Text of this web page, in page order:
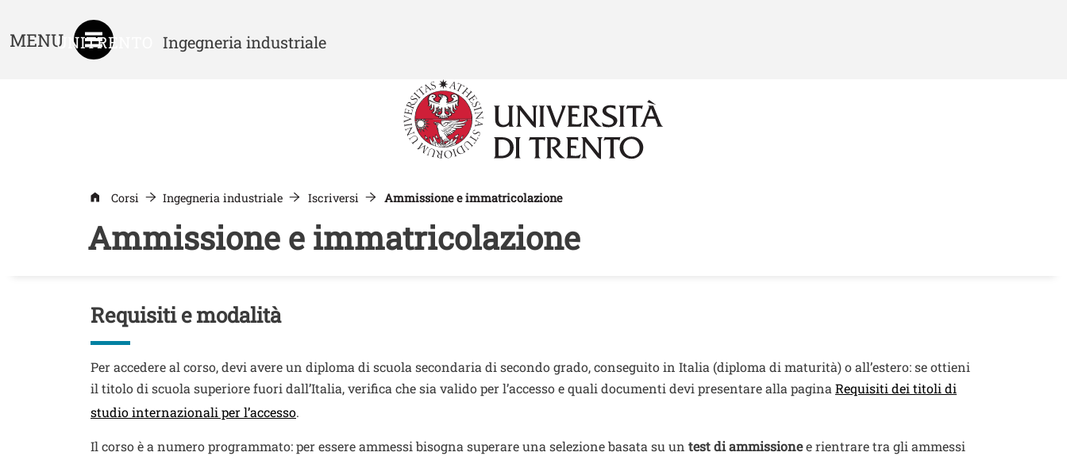
UNITRENTO Ingegneria industriale
MENU
Corsi Ingegneria industriale Iscriversi Ammissione e immatricolazione
Ammissione e immatricolazione
Titolo
Requisiti e modalità
Testo
Per accedere al corso, devi avere un diploma di scuola secondaria di secondo grado, conseguito in Italia (diploma di maturità) o all’estero: se ottieni
il titolo di scuola superiore fuori dall’Italia, verifica che sia valido per l’accesso e quali documenti devi presentare alla paginaRequisiti dei titoli di
studio internazionali per l’accesso.
Il corso è a numero programmato: per essere ammessi bisogna superare una selezione basata su un test di ammissionee rientrare tra gli ammessi